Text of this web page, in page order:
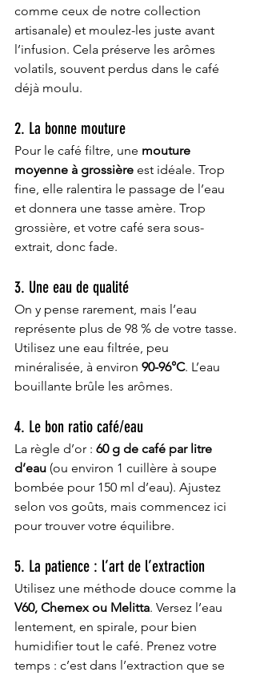
comme ceux de notre collection
artisanale) et moulez-les juste avant
l’infusion. Cela préserve les arômes
volatils, souvent perdus dans le café
déjà moulu.
2. La bonne mouture
Pour le café filtre, une mouture
moyenne à grossière est idéale. Trop
fine, elle ralentira le passage de l’eau
et donnera une tasse amère. Trop
grossière, et votre café sera sous-
extrait, donc fade.
3. Une eau de qualité
On y pense rarement, mais l’eau
représente plus de 98 % de votre tasse.
Utilisez une eau filtrée, peu
minéralisée, à environ 90-96°C. L’eau
bouillante brûle les arômes.
4. Le bon ratio café/eau
La règle d’or : 60 g de café par litre
d’eau (ou environ 1 cuillère à soupe
bombée pour 150 ml d’eau). Ajustez
selon vos goûts, mais commencez ici
pour trouver votre équilibre.
5. La patience : l’art de l’extraction
Utilisez une méthode douce comme la
V60, Chemex ou Melitta. Versez l’eau
lentement, en spirale, pour bien
humidifier tout le café. Prenez votre
temps : c’est dans l’extraction que se